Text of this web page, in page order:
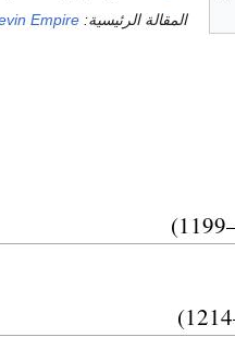
المقالة الرئيسية: Empire